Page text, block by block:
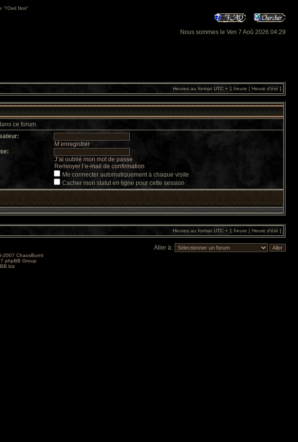
"l'Oeil Noir"
Nous sommes le Ven 7 Aoû 2026 04:29
Heures au format UTC + 1 heure [ Heure d’été ]
ce forum.
M’enregistrer
J’ai oublié mon mot de passe
Renvoyer l’e-mail de confirmation
Me connecter automatiquement à chaque visite
Cacher mon statut en ligne pour cette session
Heures au format UTC + 1 heure [ Heure d’été ]
Aller à:
2007 ChaosBurnt
phpBB Group